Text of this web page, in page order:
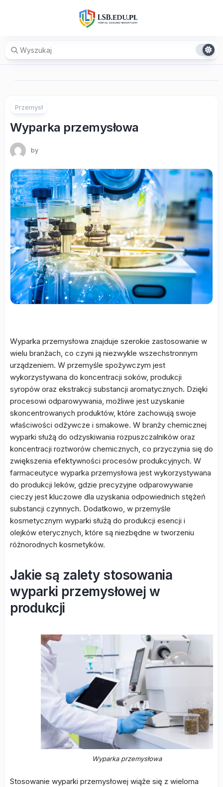
Przemysł
Wyparka przemysłowa
by
Wyparka przemysłowa znajduje szerokie zastosowanie w
wielu branżach, co czyni ją niezwykle wszechstronnym
urządzeniem. W przemyśle spożywczym jest
wykorzystywana do koncentracji soków, produkcji
syropów oraz ekstrakcji substancji aromatycznych. Dzięki
procesowi odparowywania, możliwe jest uzyskanie
skoncentrowanych produktów, które zachowują swoje
właściwości odżywcze i smakowe. W branży chemicznej
wyparki służą do odzyskiwania rozpuszczalników oraz
koncentracji roztworów chemicznych, co przyczynia się do
zwiększenia efektywności procesów produkcyjnych. W
farmaceutyce wyparka przemysłowa jest wykorzystywana
do produkcji leków, gdzie precyzyjne odparowywanie
cieczy jest kluczowe dla uzyskania odpowiednich stężeń
substancji czynnych. Dodatkowo, w przemyśle
kosmetycznym wyparki służą do produkcji esencji i
olejków eterycznych, które są niezbędne w tworzeniu
różnorodnych kosmetyków.
Jakie są zalety stosowania
wyparki przemysłowej w
produkcji
Wyparka przemysłowa
Stosowanie wyparki przemysłowej wiąże się z wieloma